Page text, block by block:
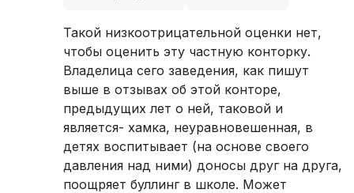
Такой низкоотрицательной оценки нет,
чтобы оценить эту частную конторку.
Владелица сего заведения, как пишут
выше в отзывах об этой конторе,
предыдущих лет о ней, таковой и
является- хамка, неуравновешенная, в
детях воспитывает (на основе своего
давления над ними) доносы друг на друга,
поощряет буллинг в школе. Может